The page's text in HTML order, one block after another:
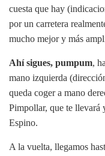
cuesta que hay
por un carretera
mucho mejor y más
Ahí sigues, pumpum,
mano izquierda
queda coger a mano
Pimpollar, que te llevará
Espino.
A la vuelta, llegamos